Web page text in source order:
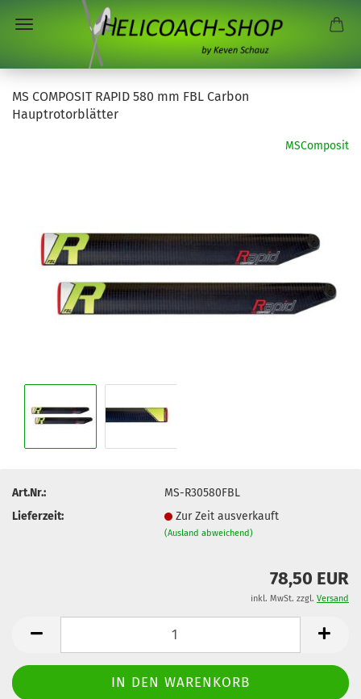
MS COMPOSIT RAPID 580 mm FBL Carbon
Hauptrotorblätter
MSComposit
Art.Nr.:
MS-R30580FBL
Lieferzeit:
Zur Zeit ausverkauft
(Ausland abweichend)
78,50 EUR
inkl. MwSt. zzgl. Versand